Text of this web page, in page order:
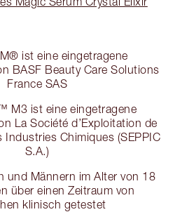
ist eine eingetragene
BASF Beauty Care Solutions
France SAS
M3 ist eine eingetragene
La Société d’Exploitation de
Industries Chimiques (SEPPIC
S.A.)
und Männern im Alter von 18
über einen Zeitraum von
klinisch getestet